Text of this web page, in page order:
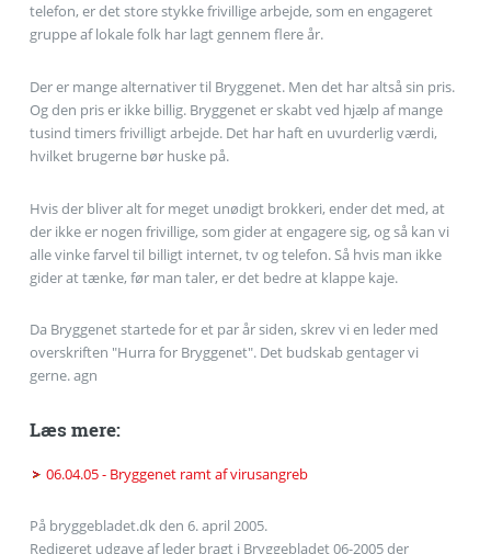
telefon, er det store stykke frivillige arbejde, som en engageret
gruppe af lokale folk har lagt gennem flere år.
Der er mange alternativer til Bryggenet. Men det har altså sin pris.
Og den pris er ikke billig. Bryggenet er skabt ved hjælp af mange
tusind timers frivilligt arbejde. Det har haft en uvurderlig værdi,
hvilket brugerne bør huske på.
Hvis der bliver alt for meget unødigt brokkeri, ender det med, at
der ikke er nogen frivillige, som gider at engagere sig, og så kan vi
alle vinke farvel til billigt internet, tv og telefon. Så hvis man ikke
gider at tænke, før man taler, er det bedre at klappe kaje.
Da Bryggenet startede for et par år siden, skrev vi en leder med
overskriften "Hurra for Bryggenet". Det budskab gentager vi
gerne. agn
Læs mere:
06.04.05 - Bryggenet ramt af virusangreb
På bryggebladet.dk den 6. april 2005.
Redigeret udgave af leder bragt i Bryggebladet 06-2005 der